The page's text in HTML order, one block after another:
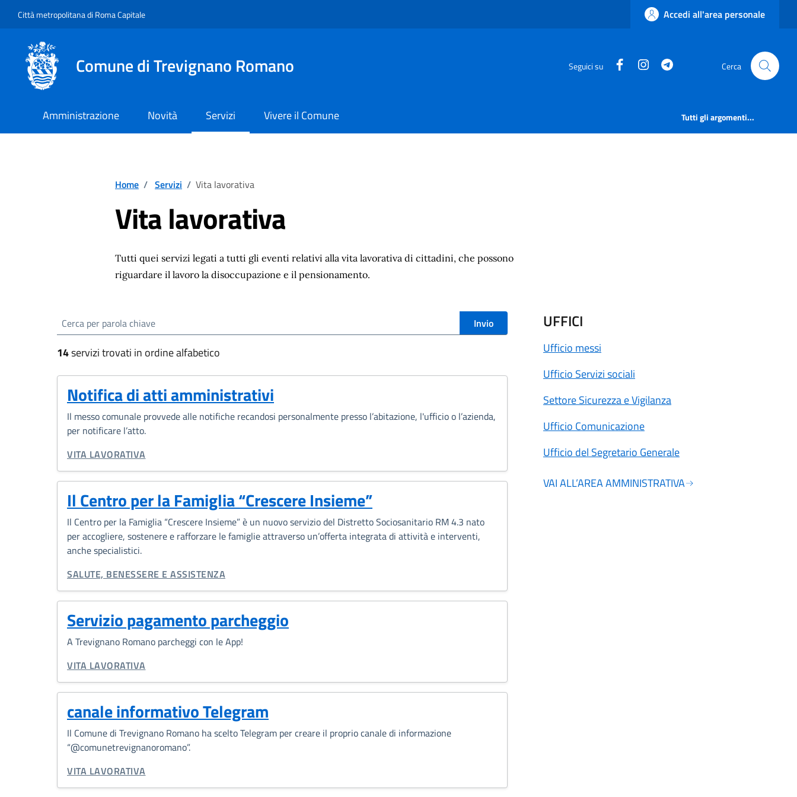
Città metropolitana di Roma Capitale Accedi all'area personale
Comune di Trevignano Romano Seguici su FacebookInstagram Cerca
Amministrazione Novità Servizi Vivere il Comune Tutti gli argomenti...
Home / Servizi / Vita lavorativa
Vita lavorativa
Tutti quei servizi legati a tutti gli eventi relativi alla vita lavorativa di cittadini, che possono
riguardare il lavoro la disoccupazione e il pensionamento.
Esplora tutti i servizi
cerca Invio
14servizi trovati in ordine alfabetico
Notifica di atti amministrativi
Il messo comunale provvede alle notifiche recandosi personalmente presso l’abitazione, l'ufficio o l’azienda,
per notificare l’atto.
CATEGORIA CORRELATA:
VITA LAVORATIVA
Il Centro per la Famiglia “Crescere Insieme”
Il Centro per la Famiglia “Crescere Insieme” è un nuovo servizio del Distretto Sociosanitario RM 4.3 nato
per accogliere, sostenere e rafforzare le famiglie attraverso un’offerta integrata di attività e interventi,
anche specialistici.
CATEGORIA CORRELATA:
SALUTE, BENESSERE E ASSISTENZA
Servizio pagamento parcheggio
A Trevignano Romano parcheggi con le App!
CATEGORIA CORRELATA:
VITA LAVORATIVA
canale informativo Telegram
Il Comune di Trevignano Romano ha scelto Telegram per creare il proprio canale di informazione
“@comunetrevignanoromano”.
CATEGORIA CORRELATA:
VITA LAVORATIVA
UFFICI
Ufficio messi
Ufficio Servizi sociali
Settore Sicurezza e Vigilanza
Ufficio Comunicazione
Ufficio del Segretario Generale
VAI ALL’AREA AMMINISTRATIVA